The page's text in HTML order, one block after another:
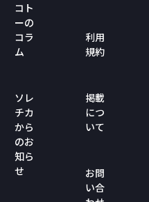
コト
ーの
コラ
ム
ソレ
チカ
から
のお
知ら
せ
利用
規約
掲載
につ
いて
お問
い合